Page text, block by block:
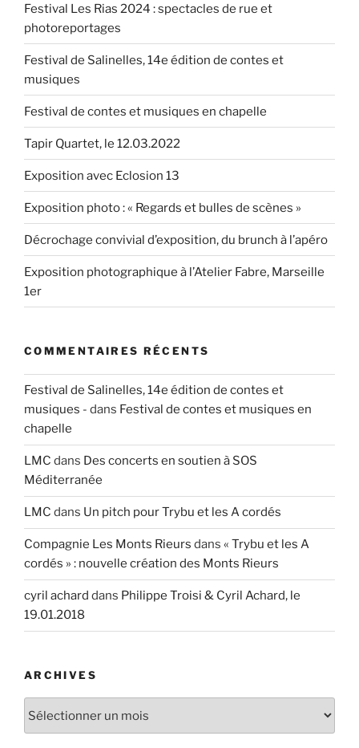
Festival Les Rias 2024 : spectacles de rue et
photoreportages
Festival de Salinelles, 14e édition de contes et
musiques
Festival de contes et musiques en chapelle
Tapir Quartet, le 12.03.2022
Exposition avec Eclosion 13
Exposition photo : « Regards et bulles de scènes »
Décrochage convivial d’exposition, du brunch à l’apéro
Exposition photographique à l’Atelier Fabre, Marseille
1er
COMMENTAIRES RÉCENTS
Festival de Salinelles, 14e édition de contes et
musiques - dans Festival de contes et musiques en
chapelle
LMC dans Des concerts en soutien à SOS
Méditerranée
LMC dans Un pitch pour Trybu et les A cordés
Compagnie Les Monts Rieurs dans « Trybu et les A
cordés » : nouvelle création des Monts Rieurs
cyril achard dans Philippe Troisi & Cyril Achard, le
19.01.2018
ARCHIVES